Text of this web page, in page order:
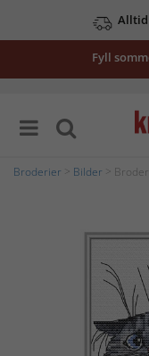
Alltid
Fyll
Broderier Bilder >